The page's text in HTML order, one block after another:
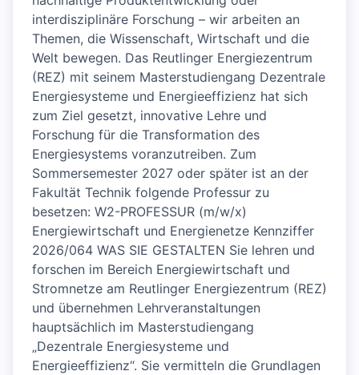
interdisziplinäre Forschung – wir arbeiten an
Themen, die Wissenschaft, Wirtschaft und die
Welt bewegen. Das Reutlinger Energiezentrum
(REZ) mit seinem Masterstudiengang Dezentrale
Energiesysteme und Energieeffizienz hat sich
zum Ziel gesetzt, innovative Lehre und
Forschung für die Transformation des
Energiesystems voranzutreiben. Zum
Sommersemester 2027 oder später ist an der
Fakultät Technik folgende Professur zu
besetzen: W2-PROFESSUR (m/w/x)
Energiewirtschaft und Energienetze Kennziffer
2026/064 WAS SIE GESTALTEN Sie lehren und
forschen im Bereich Energiewirtschaft und
Stromnetze am Reutlinger Energiezentrum (REZ)
und übernehmen Lehrveranstaltungen
hauptsächlich im Masterstudiengang
„Dezentrale Energiesysteme und
Energieeffizienz“. Sie vermitteln die Grundlagen